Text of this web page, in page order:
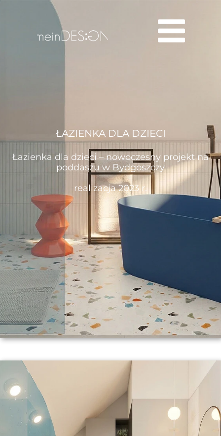
Łazienka dla dzieci – nowoczesny projekt na
poddaszu w Bydgoszczy
realizacja 2023 r.
ŁAZIENKA DLA DZIECI